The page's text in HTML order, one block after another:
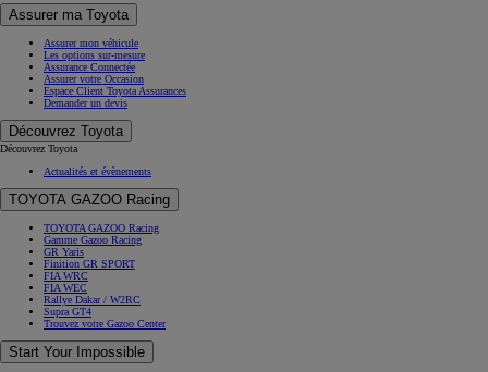
Assurer ma Toyota
Assurer mon véhicule
Les options sur-mesure
Assurance Connectée
Assurer votre Occasion
Espace Client Toyota Assurances
Demander un devis
Découvrez Toyota
Découvrez Toyota
Actualités et évènements
TOYOTA GAZOO Racing
TOYOTA GAZOO Racing
Gamme Gazoo Racing
GR Yaris
Finition GR SPORT
FIA WRC
FIA WEC
Rallye Dakar / W2RC
Supra GT4
Trouvez votre Gazoo Center
Start Your Impossible